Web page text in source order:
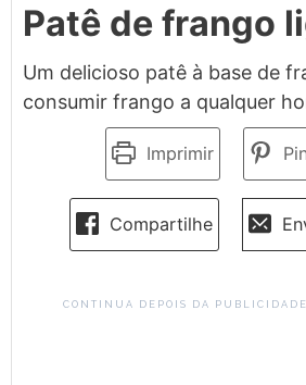
Patê de frango
Um delicioso patê à base de
consumir frango a qualquer
Imprimir
Compartilhe
CONTINUA DEPOIS DA